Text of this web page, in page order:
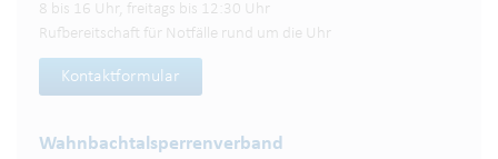
8 bis 16 Uhr, freitags bis 12:30 Uhr
Rufbereitschaft für Notfälle rund um die Uhr
Kontaktformular
Wahnbachtalsperren­verband